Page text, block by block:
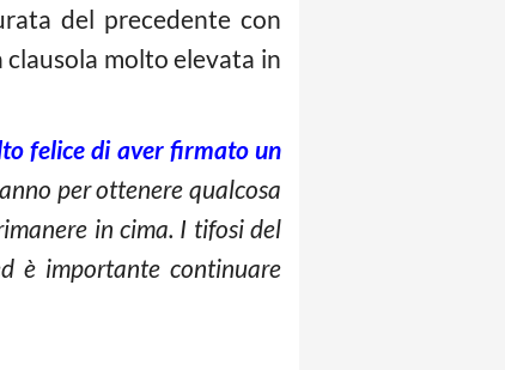
del precedente con
clausola molto elevata in
felice di aver firmato un
per ottenere qualcosa
in cima. I tifosi del
è importante continuare